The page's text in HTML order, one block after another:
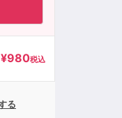
¥980税込
る